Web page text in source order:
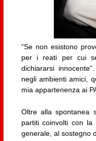
“Se non esistono
per i reati per cui
dichiararsi
negli ambienti amici,
mia appartenenza ai
Oltre alla spontanea
partiti coinvolti con
generale, al sostegno